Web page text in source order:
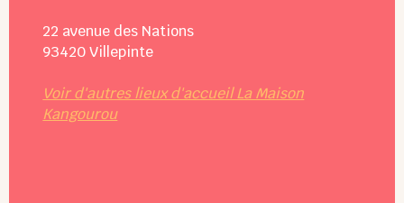
22 avenue des Nations
93420 Villepinte
Voir d'autres lieux d'accueil La Maison
Kangourou